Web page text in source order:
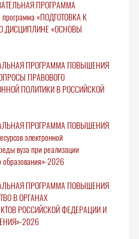
ПРОГРАММА
программа «ПОДГОТОВКА К
ДИСЦИПЛИНЕ «ОСНОВЫ
ПРОГРАММА ПОВЫШЕНИЯ
ПРАВОВОГО
ПОЛИТИКИ В РОССИЙСКОЙ
ПРОГРАММА ПОВЫШЕНИЯ
электронной
вуза при реализации
образования»-2026
ПРОГРАММА ПОВЫШЕНИЯ
В ОРГАНАХ
РОССИЙСКОЙ ФЕДЕРАЦИИ И
2026